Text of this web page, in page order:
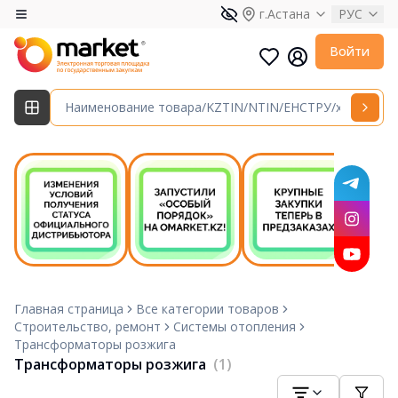
г.Астана РУС
Войти
Главная страница
Все категории товаров
Строительство, ремонт
Системы отопления
Трансформаторы розжига
Трансформаторы розжига (1)